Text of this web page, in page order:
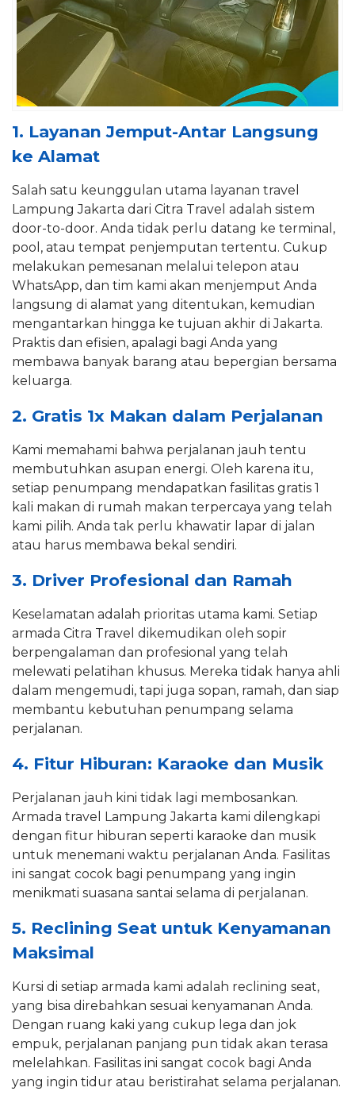
1. Layanan Jemput-Antar Langsung
ke Alamat
Salah satu keunggulan utama layanan travel
Lampung Jakarta dari Citra Travel adalah sistem
door-to-door. Anda tidak perlu datang ke terminal,
pool, atau tempat penjemputan tertentu. Cukup
melakukan pemesanan melalui telepon atau
WhatsApp, dan tim kami akan menjemput Anda
langsung di alamat yang ditentukan, kemudian
mengantarkan hingga ke tujuan akhir di Jakarta.
Praktis dan efisien, apalagi bagi Anda yang
membawa banyak barang atau bepergian bersama
keluarga.
2. Gratis 1x Makan dalam Perjalanan
Kami memahami bahwa perjalanan jauh tentu
membutuhkan asupan energi. Oleh karena itu,
setiap penumpang mendapatkan fasilitas gratis 1
kali makan di rumah makan terpercaya yang telah
kami pilih. Anda tak perlu khawatir lapar di jalan
atau harus membawa bekal sendiri.
3. Driver Profesional dan Ramah
Keselamatan adalah prioritas utama kami. Setiap
armada Citra Travel dikemudikan oleh sopir
berpengalaman dan profesional yang telah
melewati pelatihan khusus. Mereka tidak hanya ahli
dalam mengemudi, tapi juga sopan, ramah, dan siap
membantu kebutuhan penumpang selama
perjalanan.
4. Fitur Hiburan: Karaoke dan Musik
Perjalanan jauh kini tidak lagi membosankan.
Armada travel Lampung Jakarta kami dilengkapi
dengan fitur hiburan seperti karaoke dan musik
untuk menemani waktu perjalanan Anda. Fasilitas
ini sangat cocok bagi penumpang yang ingin
menikmati suasana santai selama di perjalanan.
5. Reclining Seat untuk Kenyamanan
Maksimal
Kursi di setiap armada kami adalah reclining seat,
yang bisa direbahkan sesuai kenyamanan Anda.
Dengan ruang kaki yang cukup lega dan jok
empuk, perjalanan panjang pun tidak akan terasa
melelahkan. Fasilitas ini sangat cocok bagi Anda
yang ingin tidur atau beristirahat selama perjalanan.